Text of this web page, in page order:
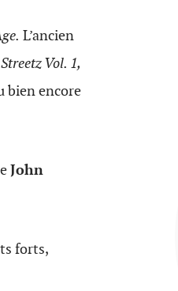
L’ancien
Vol. 1,
bien encore
John
forts,